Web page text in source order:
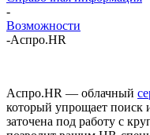
-
Возможности
-Аспро.HR
Аспро.HR — облачный
который упрощает поиск
заточена под работу с